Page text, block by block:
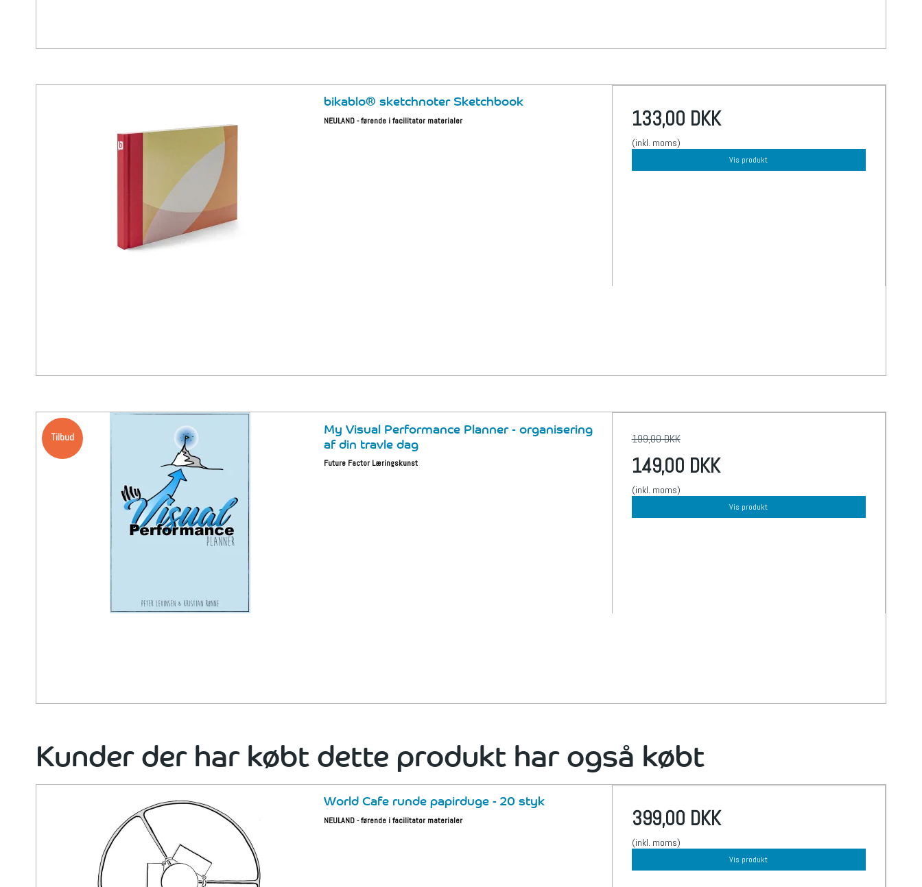
bikablo® sketchnoter Sketchbook
NEULAND - førende i facilitator materialer 133,00 DKK
(inkl. moms)
Vis produkt
Tilbud My Visual Performance Planner - organisering
af din travle dag
Future Factor Læringskunst
199,00 DKK
149,00 DKK
(inkl. moms)
Vis produkt
Kunder der har købt dette produkt har også købt
World Cafe runde papirduge - 20 styk
NEULAND - førende i facilitator materialer 399,00 DKK
(inkl. moms)
Vis produkt